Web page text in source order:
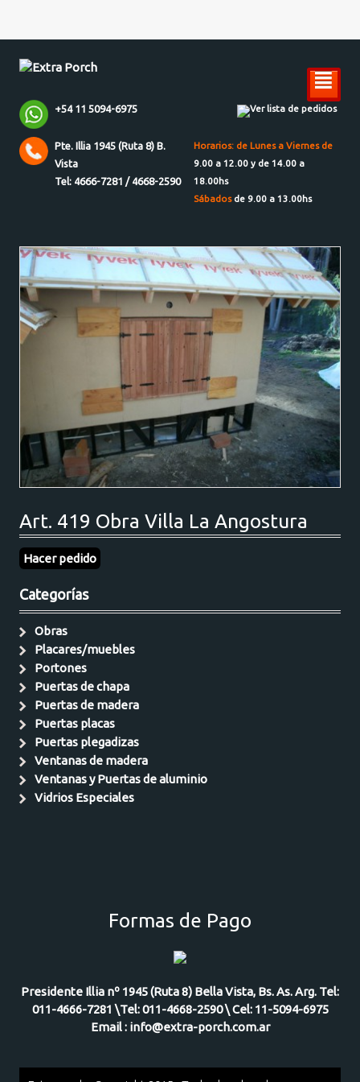
²
+54 11 5094-6975 Ver lista de pedidos
Pte. Illia 1945 (Ruta 8) B.
Vista
Tel: 4666-7281 / 4668-2590
Horarios: de Lunes a Viernes de
9.00 a 12.00 y de 14.00 a
18.00hs
Sábadosde 9.00 a 13.00hs
Art. 419 Obra Villa La Angostura
Hacer pedido
Categorías
Obras
Placares/muebles
Portones
Puertas de chapa
Puertas de madera
Puertas placas
Puertas plegadizas
Ventanas de madera
Ventanas y Puertas de aluminio
Vidrios Especiales
Formas de Pago
Presidente Illia nº 1945 (Ruta 8) Bella Vista, Bs. As. Arg. Tel:
011-4666-7281 \Tel: 011-4668-2590 \ Cel: 11-5094-6975
Email : info@extra-porch.com.ar